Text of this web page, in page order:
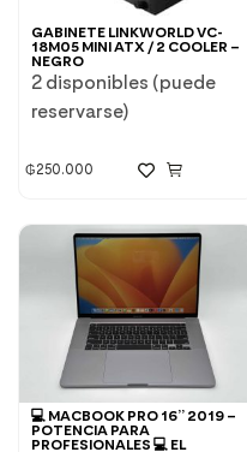
GABINETE LINKWORLD VC-
18M05 MINI ATX / 2 COOLER –
NEGRO
2 disponibles (puede
reservarse)
₲250.000
💻 MACBOOK PRO 16” 2019 –
POTENCIA PARA
PROFESIONALES 💻 EL